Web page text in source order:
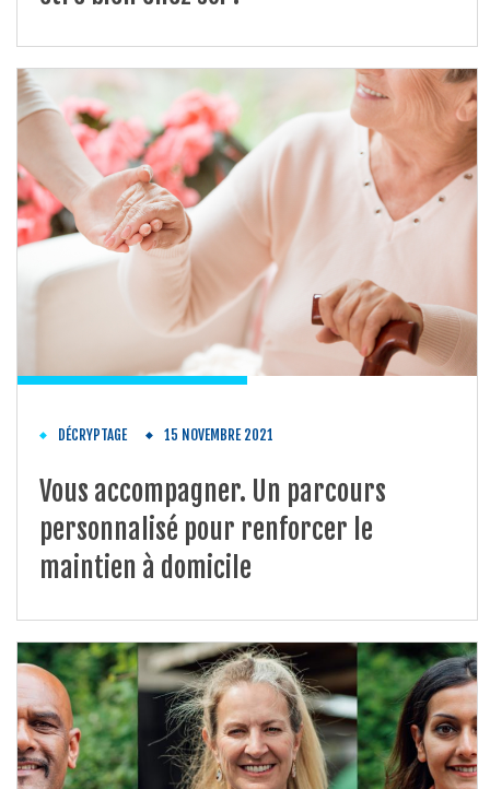
DÉCRYPTAGE 15 NOVEMBRE 2021
Vous accompagner. Un parcours
personnalisé pour renforcer le
maintien à domicile